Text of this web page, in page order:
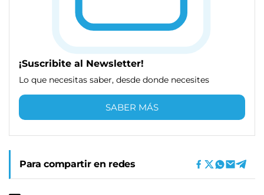
¡Suscribite al Newsletter!
Lo que necesitas saber, desde donde necesites
SABER MÁS
Para compartir en redes